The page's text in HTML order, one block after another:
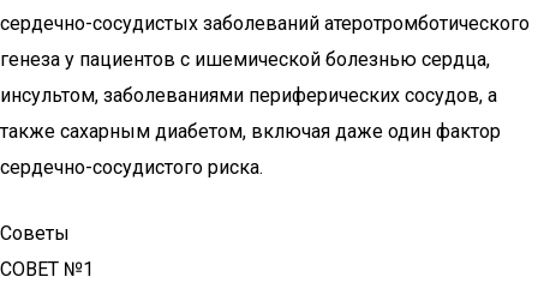
сердечно-сосудистых заболеваний атеротромботического
генеза у пациентов с ишемической болезнью сердца,
инсультом, заболеваниями периферических сосудов, а
также сахарным диабетом, включая даже один фактор
сердечно-сосудистого риска.
Советы
СОВЕТ №1